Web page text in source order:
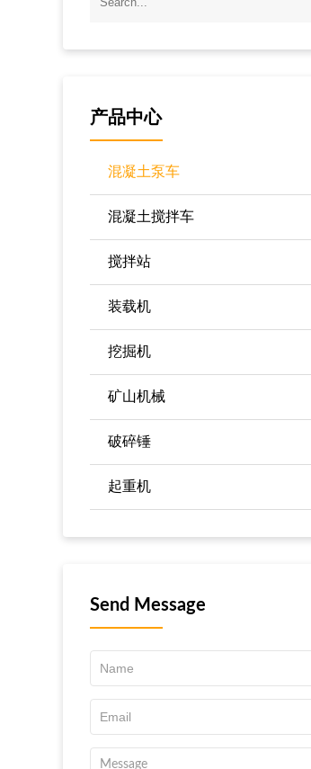
产品中心
混凝土泵车
混凝土搅拌车
搅拌站
装载机
挖掘机
矿山机械
破碎锤
起重机
Send Message